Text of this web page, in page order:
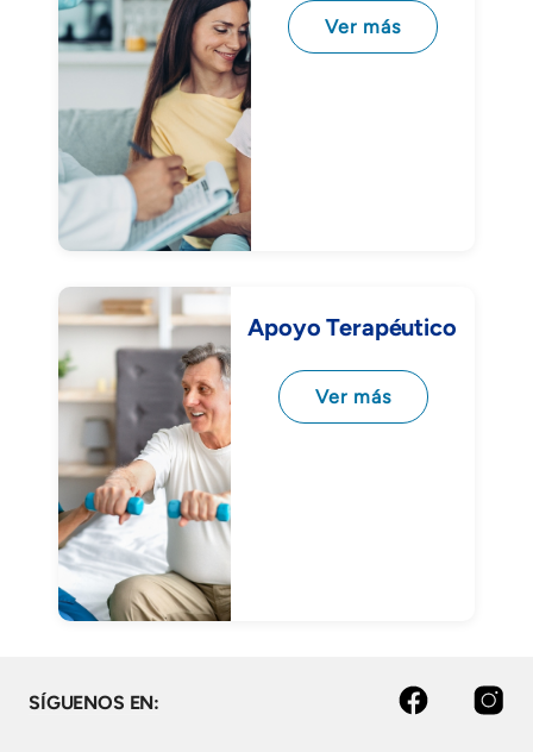
Ver más
Apoyo Terapéutico
Ver más
SÍGUENOS EN: Facebook Instagram